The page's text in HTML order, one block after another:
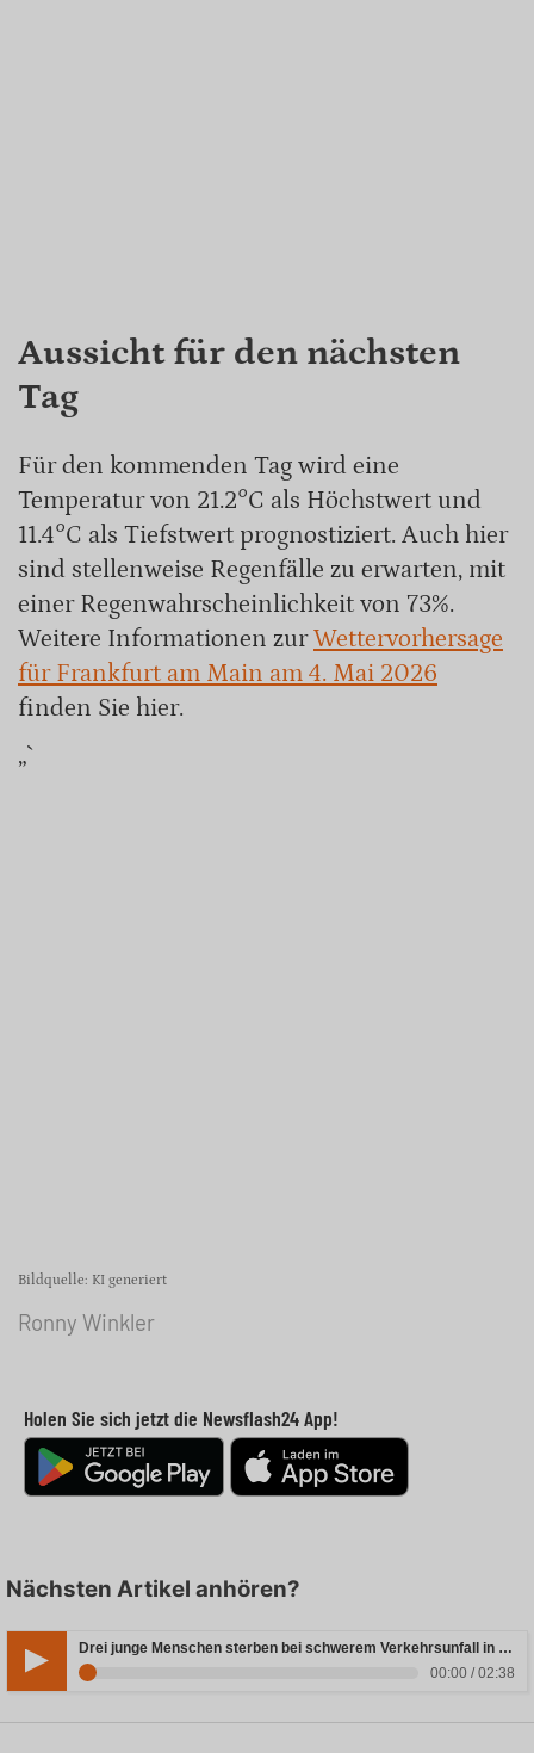
Aussicht für den nächsten
Tag
Für den kommenden Tag wird eine
Temperatur von 21.2°C als Höchstwert und
11.4°C als Tiefstwert prognostiziert. Auch hier
sind stellenweise Regenfälle zu erwarten, mit
einer Regenwahrscheinlichkeit von 73%.
Weitere Informationen zurWettervorhersage
für Frankfurt am Main am 4. Mai 2026
finden Sie hier.
„`
Bildquelle: KI generiert
Ronny Winkler
Holen Sie sich jetzt die Newsflash24 App!
Nächsten Artikel anhören?
Drei junge Menschen sterben bei schwerem Verkehrsunfall in Rheinland-Pfalz
00:00 / 02:38